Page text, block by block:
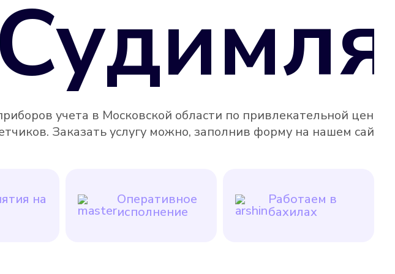
Судимля
учета в Московской области по привлекательной цене, а
Заказать услугу можно, заполнив форму на нашем сайте
на Оперативное
исполнение
Работаем в
бахилах